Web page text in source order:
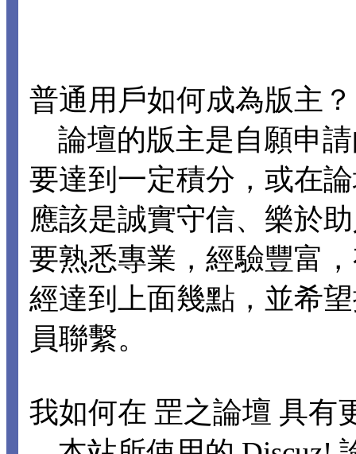
普通用戶如何成為版主？
論壇的版主是自願申
要達到一定積分，或在
應該是誠實守信、樂於
要熟悉專業，經驗豐富
經達到上面幾點，並希
員聯繫。
我如何在 罡之論壇 具有